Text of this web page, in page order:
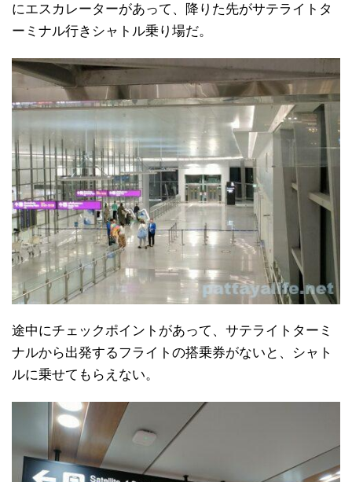
にエスカレーターがあって、降りた先がサテライトタ
ーミナル行きシャトル乗り場だ。
途中にチェックポイントがあって、サテライトターミ
ナルから出発するフライトの搭乗券がないと、シャト
ルに乗せてもらえない。